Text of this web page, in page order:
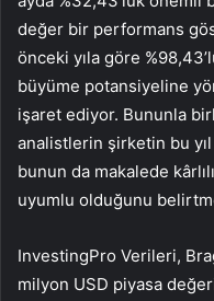
değer bir performans
önceki yıla göre
büyüme potansiyeline
işaret ediyor. Bununla
analistlerin şirketin bu yıl
bunun da makalede
uyumlu olduğunu
InvestingPro Verileri,
milyon USD piyasa